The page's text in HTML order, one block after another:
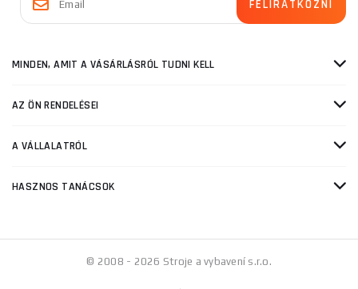
MINDEN, AMIT A VÁSÁRLÁSRÓL TUDNI KELL
AZ ÖN RENDELÉSEI
A VÁLLALATRÓL
HASZNOS TANÁCSOK
© 2008 - 2026 Stroje a vybavení s.r.o.